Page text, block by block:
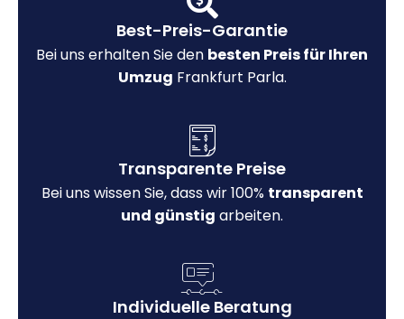
Best-Preis-Garantie
Bei uns erhalten Sie den besten Preis für Ihren
Umzug Frankfurt Parla.
Transparente Preise
Bei uns wissen Sie, dass wir 100% transparent
und günstig arbeiten.
Individuelle Beratung